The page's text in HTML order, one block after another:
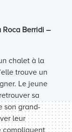
Roca Berridi –
chalet à la
trouve un
Le jeune
sa
son grand-
leur
compliquent